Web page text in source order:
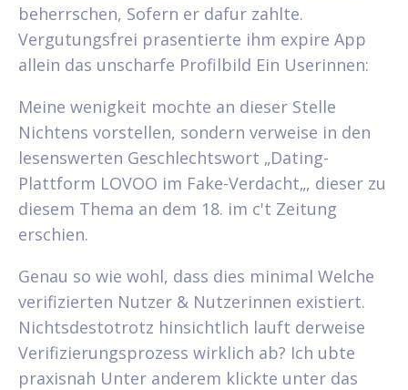
beherrschen, Sofern er dafur zahlte.
Vergutungsfrei prasentierte ihm expire App
allein das unscharfe Profilbild Ein Userinnen:
Meine wenigkeit mochte an dieser Stelle
Nichtens vorstellen, sondern verweise in den
lesenswerten Geschlechtswort „Dating-
Plattform LOVOO im Fake-Verdacht„, dieser zu
diesem Thema an dem 18. im c't Zeitung
erschien.
Genau so wie wohl, dass dies minimal Welche
verifizierten Nutzer & Nutzerinnen existiert.
Nichtsdestotrotz hinsichtlich lauft derweise
Verifizierungsprozess wirklich ab? Ich ubte
praxisnah Unter anderem klickte unter das